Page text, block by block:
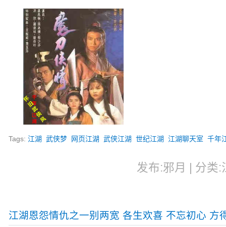
Tags:江湖 武侠梦 网页江湖 武侠江湖 世纪江湖 江湖聊天室 千年
发布:邪月 | 分类:
江湖恩怨情仇之一别两宽 各生欢喜 不忘初心 方